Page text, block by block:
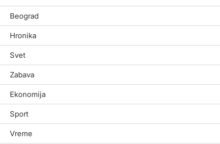
Beograd
Hronika
Svet
Zabava
Ekonomija
Sport
Vreme